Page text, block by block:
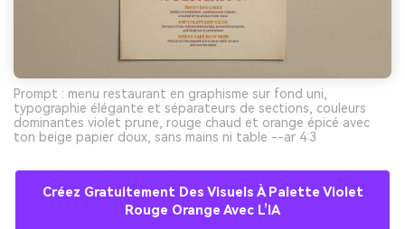
Prompt : menu restaurant en graphisme sur fond uni,
typographie élégante et séparateurs de sections, couleurs
dominantes violet prune, rouge chaud et orange épicé avec
ton beige papier doux, sans mains ni table --ar 4:3
Créez Gratuitement Des Visuels À Palette Violet
Rouge Orange Avec L’IA